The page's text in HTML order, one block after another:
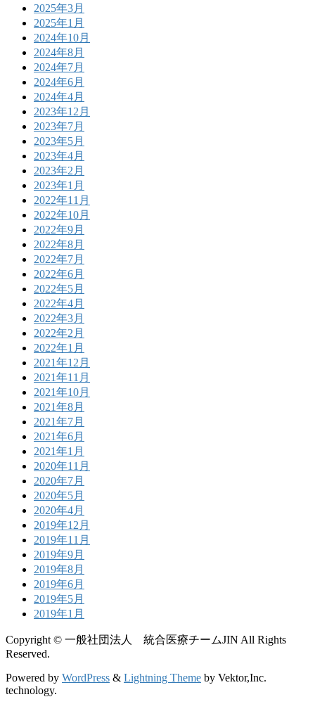
2025年3月
2025年1月
2024年10月
2024年8月
2024年7月
2024年6月
2024年4月
2023年12月
2023年7月
2023年5月
2023年4月
2023年2月
2023年1月
2022年11月
2022年10月
2022年9月
2022年8月
2022年7月
2022年6月
2022年5月
2022年4月
2022年3月
2022年2月
2022年1月
2021年12月
2021年11月
2021年10月
2021年8月
2021年7月
2021年6月
2021年1月
2020年11月
2020年7月
2020年5月
2020年4月
2019年12月
2019年11月
2019年9月
2019年8月
2019年6月
2019年5月
2019年1月
Copyright © 一般社団法人 統合医療チームJIN All Rights
Reserved.
Powered by WordPress & Lightning Theme by Vektor,Inc.
technology.